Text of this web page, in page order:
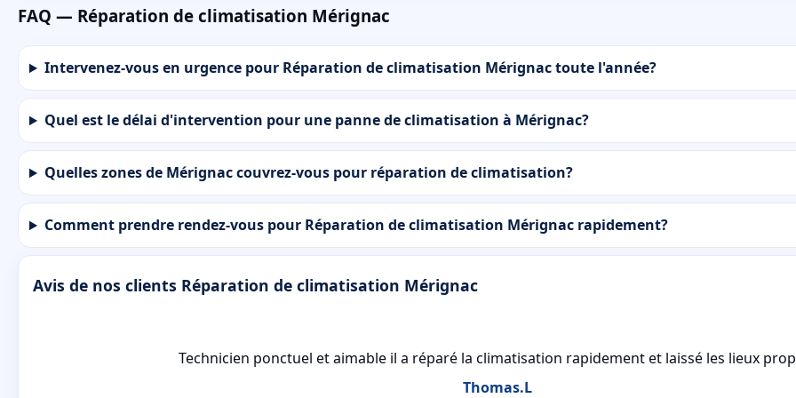
FAQ — Réparation de climatisation Mérignac
Intervenez-vous en urgence pour Réparation de climatisation Mérignac toute l'année?
Quel est le délai d'intervention pour une panne de climatisation à Mérignac?
Quelles zones de Mérignac couvrez-vous pour réparation de climatisation?
Comment prendre rendez-vous pour Réparation de climatisation Mérignac rapidement?
Avis de nos clients Réparation de climatisation Mérignac
Technicien ponctuel et aimable il a réparé la climatisation rapidement et laissé les lieux
Thomas.L